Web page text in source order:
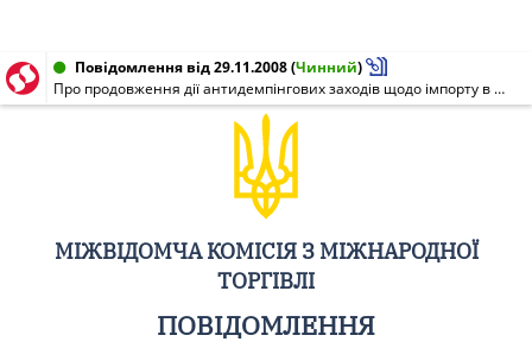
Повідомлення від 29.11.2008(Чинний)
Про продовження дії антидемпінгових заходів щодо імпорту в Україну стрілочних переводів походженням з Російської Федерації
МІЖВІДОМЧА КОМІСІЯ З МІЖНАРОДНОЇ
ТОРГІВЛІ
ПОВІДОМЛЕННЯ